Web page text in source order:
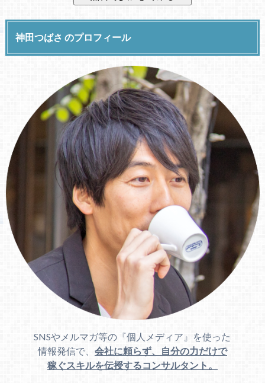
神田つばさ のプロフィール
SNSやメルマガ等の『個人メディア』を使った
情報発信で、 会社に頼らず、自分の力だけで
稼ぐスキルを伝授するコンサルタント。